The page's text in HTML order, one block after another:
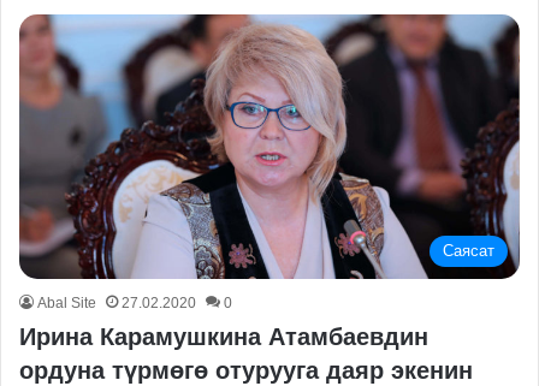
Саясат
Abal Site 27.02.2020 0
Ирина Карамушкина Атамбаевдин
ордуна түрмөгө отурууга даяр экенин